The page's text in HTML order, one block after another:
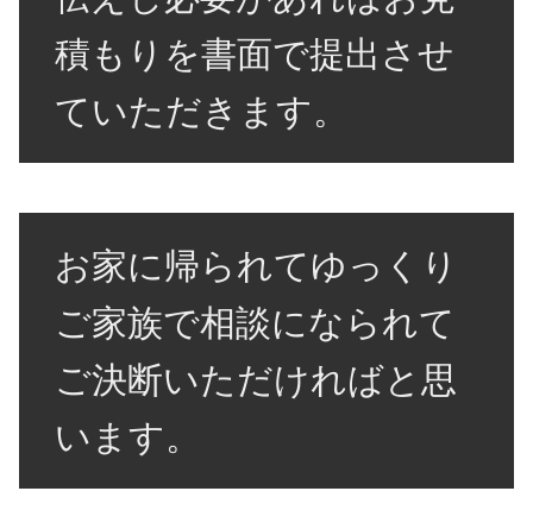
積もりを書面で提出させ
ていただきます。
お家に帰られてゆっくり
ご家族で相談になられて
ご決断いただければと思
います。